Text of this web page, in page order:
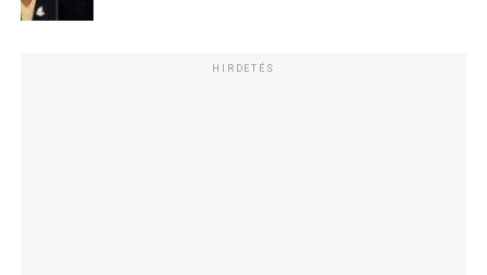
HIRDETÉS